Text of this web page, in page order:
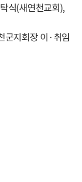
식(새연천교회),
지회장 이·취임